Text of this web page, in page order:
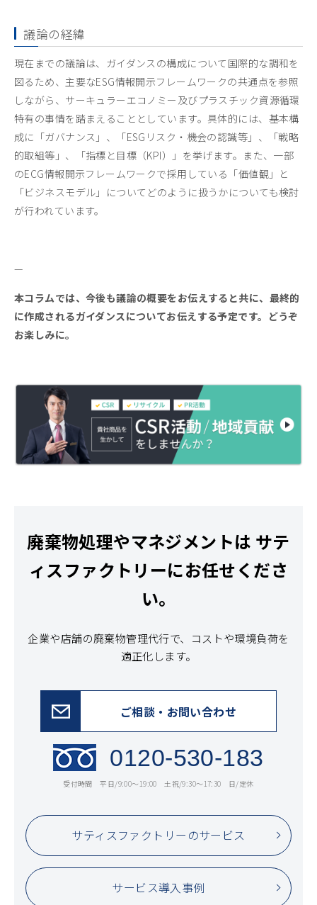
議論の経緯
現在までの議論は、ガイダンスの構成について国際的な調和を
図るため、主要なESG情報開示フレームワークの共通点を参照
しながら、サーキュラーエコノミー及びプラスチック資源循環
特有の事情を踏まえることとしています。具体的には、基本構
成に「ガバナンス」、「ESGリスク・機会の認識等」、「戦略
的取組等」、「指標と目標（KPI）」を挙げます。また、一部
のECG情報開示フレームワークで採用している「価値観」と
「ビジネスモデル」についてどのように扱うかについても検討
が行われています。
—
本コラムでは、今後も議論の概要をお伝えすると共に、最終的
に作成されるガイダンスについてお伝えする予定です。どうぞ
お楽しみに。
廃棄物処理やマネジメントは サテ
ィスファクトリーにお任せくださ
い。
企業や店舗の廃棄物管理代行で、コストや環境負荷を
適正化します。
ご相談・お問い合わせ
0120-530-183
受付時間 平日/9:00〜19:00 土祝/9:30〜17:30 日/定休
サティスファクトリーのサービス
サービス導入事例